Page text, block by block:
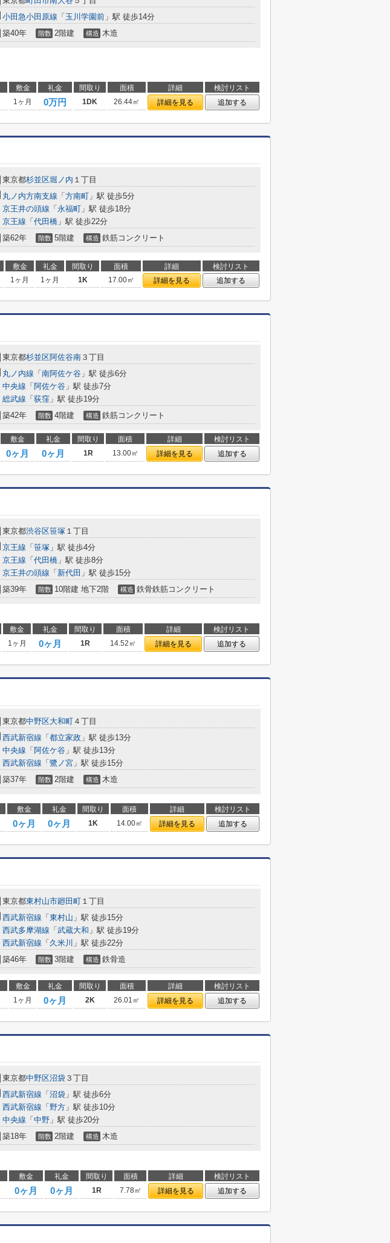
小田急小田原線 「 玉川学園前 」駅 徒歩14分
築40年 階数 2階建 構造 木造
敷金 礼金 間取り 面積 詳細
検討リスト
1ヶ月 0万円 1DK 26.44㎡ 詳細を見る 追加する
東京都杉並区堀ノ内 １丁目
丸ノ内方南支線 「 方南町 」駅 徒歩5分
京王井の頭線 「 永福町 」駅 徒歩18分
京王線 「 代田橋 」駅 徒歩22分
築62年 階数 5階建 構造 鉄筋コンクリート
敷金 礼金 間取り 面積 詳細
検討リスト
1ヶ月 1ヶ月 1K 17.00㎡ 詳細を見る 追加する
東京都杉並区阿佐谷南 ３丁目
丸ノ内線 「 南阿佐ケ谷 」駅 徒歩6分
中央線 「 阿佐ケ谷 」駅 徒歩7分
総武線 「 荻窪 」駅 徒歩19分
築42年 階数 4階建 構造 鉄筋コンクリート
敷金 礼金 間取り 面積 詳細
検討リスト
0ヶ月 0ヶ月 1R 13.00㎡ 詳細を見る 追加する
東京都渋谷区笹塚 １丁目
京王線 「 笹塚 」駅 徒歩4分
京王線 「 代田橋 」駅 徒歩8分
京王井の頭線 「 新代田 」駅 徒歩15分
築39年 階数 10階建 地下2階 構造 鉄骨鉄筋コンクリート
敷金 礼金 間取り 面積 詳細
検討リスト
1ヶ月 0ヶ月 1R 14.52㎡ 詳細を見る 追加する
東京都中野区大和町 ４丁目
西武新宿線 「 都立家政 」駅 徒歩13分
中央線 「 阿佐ケ谷 」駅 徒歩13分
西武新宿線 「 鷺ノ宮 」駅 徒歩15分
築37年 階数 2階建 構造 木造
敷金 礼金 間取り 面積 詳細
検討リスト
0ヶ月 0ヶ月 1K 14.00㎡ 詳細を見る 追加する
東京都東村山市廻田町 １丁目
西武新宿線 「 東村山 」駅 徒歩15分
西武多摩湖線 「 武蔵大和 」駅 徒歩19分
西武新宿線 「 久米川 」駅 徒歩22分
築46年 階数 3階建 構造 鉄骨造
敷金 礼金 間取り 面積 詳細
検討リスト
1ヶ月 0ヶ月 2K 26.01㎡ 詳細を見る 追加する
東京都中野区沼袋 ３丁目
西武新宿線 「 沼袋 」駅 徒歩6分
西武新宿線 「 野方 」駅 徒歩10分
中央線 「 中野 」駅 徒歩20分
築18年 階数 2階建 構造 木造
敷金 礼金 間取り 面積 詳細
検討リスト
0ヶ月 0ヶ月 1R 7.78㎡ 詳細を見る 追加する